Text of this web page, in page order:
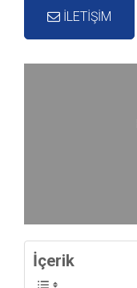
İLETİŞİM
İçerik